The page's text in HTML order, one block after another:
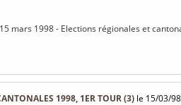
mars 1998 - Elections régionales et
1998, 1ER TOUR (3) le 15/03/98